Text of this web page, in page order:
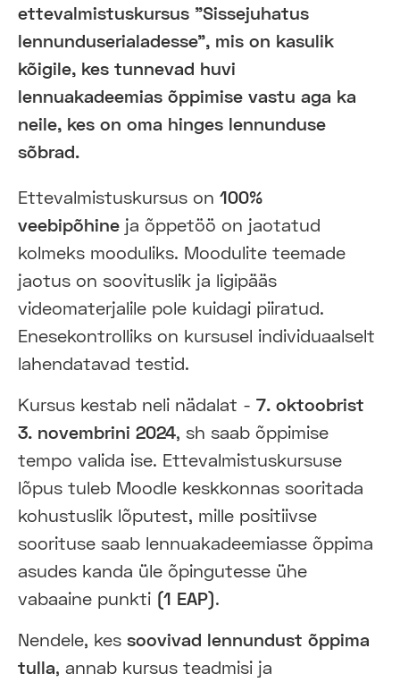
ettevalmistuskursus "Sissejuhatus
lennunduserialadesse", mis on kasulik
kõigile, kes tunnevad huvi
lennuakadeemias õppimise vastu aga ka
neile, kes on oma hinges lennunduse
sõbrad.
Ettevalmistuskursus on 100%
veebipõhine ja õppetöö on jaotatud
kolmeks mooduliks. Moodulite teemade
jaotus on soovituslik ja ligipääs
videomaterjalile pole kuidagi piiratud.
Enesekontrolliks on kursusel individuaalselt
lahendatavad testid.
Kursus kestab neli nädalat - 7. oktoobrist
3. novembrini 2024, sh saab õppimise
tempo valida ise. Ettevalmistuskursuse
lõpus tuleb Moodle keskkonnas sooritada
kohustuslik lõputest, mille positiivse
soorituse saab lennuakadeemiasse õppima
asudes kanda üle õpingutesse ühe
vabaaine punkti (1 EAP).
Nendele, kes soovivad lennundust õppima
tulla, annab kursus teadmisi ja